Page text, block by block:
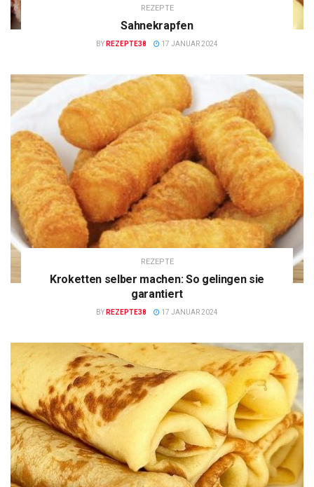
REZEPTE
Sahnekrapfen
BY REZEPTE38 17 JANUAR 2024
REZEPTE
Kroketten selber machen: So gelingen sie
garantiert
BY REZEPTE38 17 JANUAR 2024